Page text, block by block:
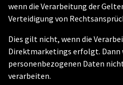
wenn die Verarbeitung der
Verteidigung von
Dies gilt nicht, wenn die
Direktmarketings erfolgt. Dann
personenbezogenen Daten
verarbeiten.